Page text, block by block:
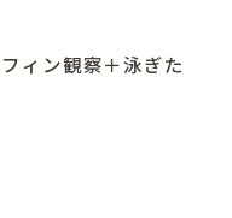
ィン観察＋泳ぎた